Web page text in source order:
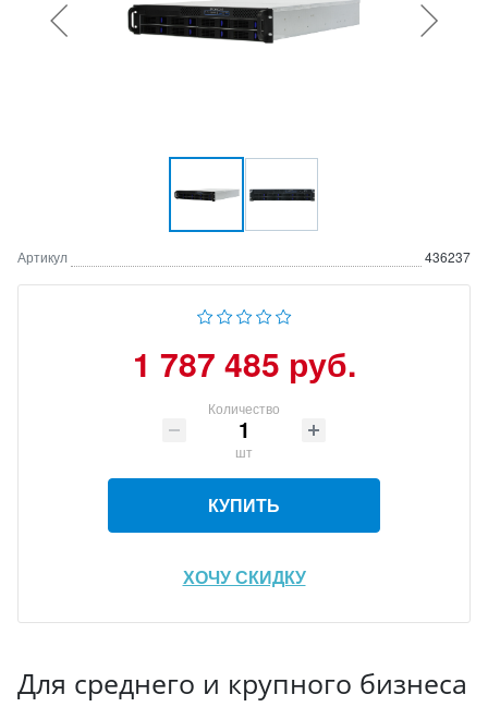
Артикул 436237
1 787 485 руб.
Количество
шт
КУПИТЬ
ХОЧУ СКИДКУ
Для среднего и крупного бизнеса